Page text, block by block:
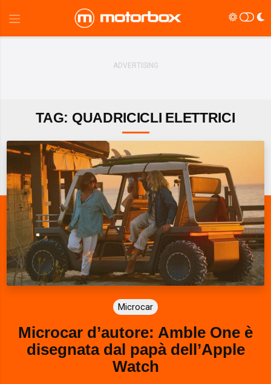
TAG: QUADRICICLI ELETTRICI
Microcar
Microcar d’autore: Amble One è
disegnata dal papà dell’Apple
Watch